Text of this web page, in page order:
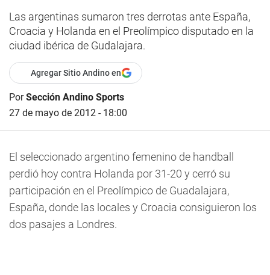
Las argentinas sumaron tres derrotas ante España,
Croacia y Holanda en el Preolímpico disputado en la
ciudad ibérica de Gudalajara.
Agregar Sitio Andino en
PorSección Andino Sports
27 de mayo de 2012 - 18:00
El seleccionado argentino femenino de handball
perdió hoy contra Holanda por 31-20 y cerró su
participación en el Preolímpico de Guadalajara,
España, donde las locales y Croacia consiguieron los
dos pasajes a Londres.